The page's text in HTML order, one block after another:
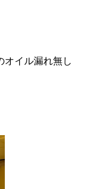
オイル漏れ無し